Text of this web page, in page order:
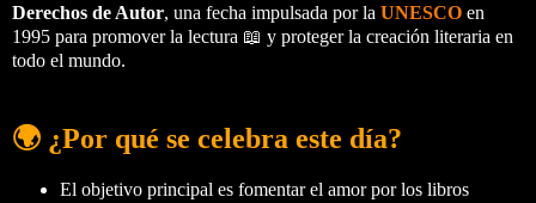
Derechos de Autor, una fecha impulsada por la UNESCO en
1995 para promover la lectura 📖 y proteger la creación literaria en
todo el mundo.
🌍 ¿Por qué se celebra este día?
El objetivo principal es fomentar el amor por los libros